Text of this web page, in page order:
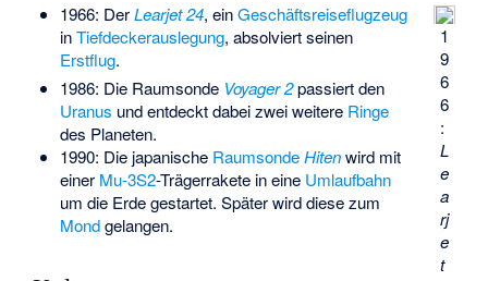
1
9
6
6
:
L
e
a
rj
e
t
1966: DerLearjet 24, einGeschäftsreiseflugzeug
inTiefdeckerauslegung, absolviert seinen
Erstflug.
1986: Die Raumsonde Voyager 2passiert den
Uranus und entdeckt dabei zwei weitere Ringe
des Planeten.
1990: Die japanische Raumsonde Hitenwird mit
einer Mu-3S2-Trägerrakete in eine Umlaufbahn
um die Erde gestartet. Später wird diese zum
Mondgelangen.